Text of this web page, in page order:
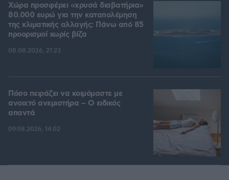
Χώρα προσφέρει «χρυσά διαβατήρια»
80.000 ευρώ για την καταπολέμηση
της κλιματικής αλλαγής: Πάνω από 85
προορισμοί χωρίς βίζα
08.08.2026, 21:23
Πόσο πειράζει να κοιμόμαστε με
ανοιχτό ανεμιστήρα – Ο ειδικός
απαντά
09.08.2026, 14:02